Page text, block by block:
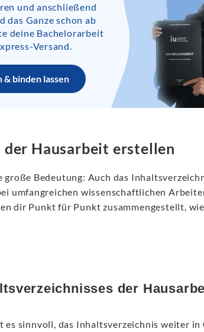
und anschließend
das Ganze schon ab
deine Bachelorarbeit
Versand.
binden lassen
Hausarbeit erstellen
große Bedeutung: Auch das
umfangreichen wissenschaftlichen
dir Punkt für Punkt zusammengestellt,
der
es sinnvoll, das Inhaltsverzeichnis weiter in